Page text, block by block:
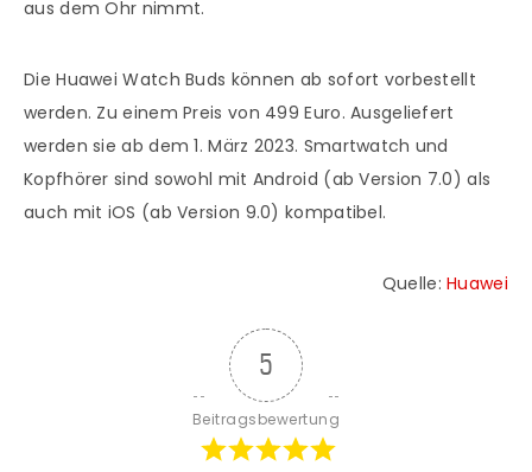
aus dem Ohr nimmt.
Die Huawei Watch Buds können ab sofort vorbestellt
werden. Zu einem Preis von 499 Euro. Ausgeliefert
werden sie ab dem 1. März 2023. Smartwatch und
Kopfhörer sind sowohl mit Android (ab Version 7.0) als
auch mit iOS (ab Version 9.0) kompatibel.
Quelle:Huawei
5
Beitragsbewertung